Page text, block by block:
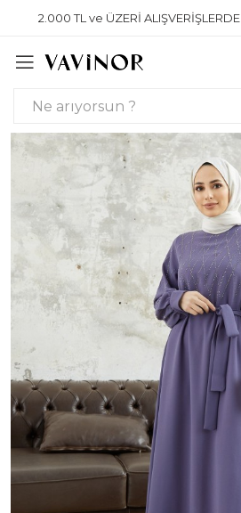
2.000 TL ve ÜZERİ ALIŞVERİŞLERDE